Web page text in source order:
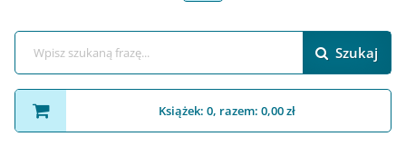
Szukaj
Książek: 0, razem: 0,00 zł